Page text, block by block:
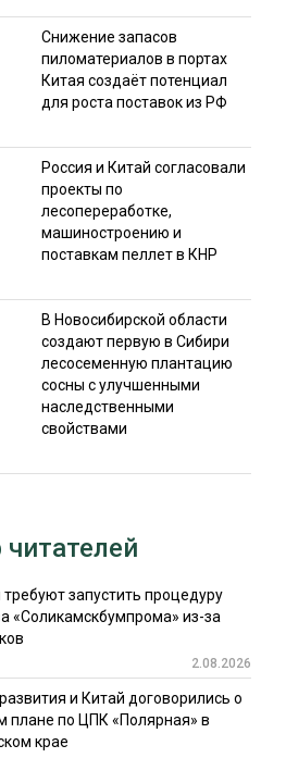
Снижение запасов
пиломатериалов в портах
Китая создаёт потенциал
для роста поставок из РФ
Россия и Китай согласовали
проекты по
лесопереработке,
машиностроению и
поставкам пеллет в КНР
В Новосибирской области
создают первую в Сибири
лесосеменную плантацию
сосны с улучшенными
наследственными
свойствами
запустить процедуру
«Соликамскбумпрома» из-за
2.08.2026
и Китай договорились о
плане по ЦПК «Полярная» в
крае